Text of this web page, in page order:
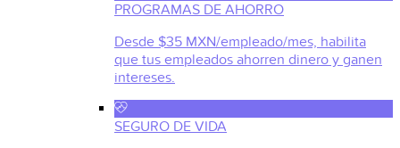
PROGRAMAS DE AHORRO
Desde $35 MXN/empleado/mes, habilita
que tus empleados ahorren dinero y ganen
intereses.
SEGURO DE VIDA